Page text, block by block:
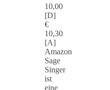
10,00
[D]
€
10,30
[A]
Amazon
Sage
Singer
ist
eine